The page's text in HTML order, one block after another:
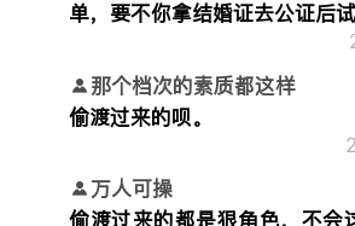
单，要不你拿结婚证去公证后
那个档次的素质都这样
偷渡过来的呗。
万人可操
偷渡过来的都是狠角色，不会